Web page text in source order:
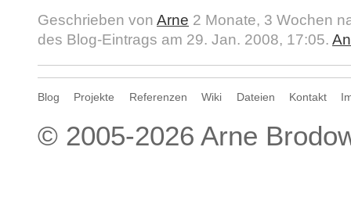
Geschrieben von Arne 2 Monate, 3 Wochen
des Blog-Eintrags am 29. Jan. 2008, 17:05.
Blog Projekte Referenzen Wiki Dateien Kontakt
© 2005-2026 Arne